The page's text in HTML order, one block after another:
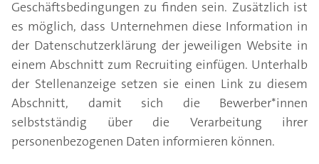
Geschäftsbedingungen zu finden sein. Zusätzlich ist
es möglich, dass Unternehmen diese Information in
der Datenschutzerklärung der jeweiligen Website in
einem Abschnitt zum Recruiting einfügen. Unterhalb
der Stellenanzeige setzen sie einen Link zu diesem
Abschnitt, damit sich die Bewerber*innen
selbstständig über die Verarbeitung ihrer
personenbezogenen Daten informieren können.